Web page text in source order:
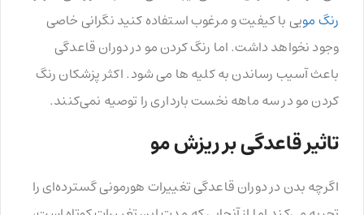
رنگ مویی با کیفیت و مرغوب استفاده کنید نگرانی خاصی
وجود نخواهد داشت. اما رنگ کردن مو در دوران قاعدگی
باعث آسیب رساندن به کلیه ها می شود. اکثر پزشکان رنگ
کردن مو در سه ماهه نخست بارداری را توصیه نمی‌کنند.
تاثیر قاعدگی بر ریزش مو
اگرچه بدن در دوران قاعدگی تغییرات هورمونی گسترده‌ای را